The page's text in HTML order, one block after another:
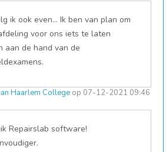
ik ook even… Ik ben van plan om
voor ons iets te laten
aan de hand van de
Haarlem College op 07-12-2021 09:46
Repairslab software!